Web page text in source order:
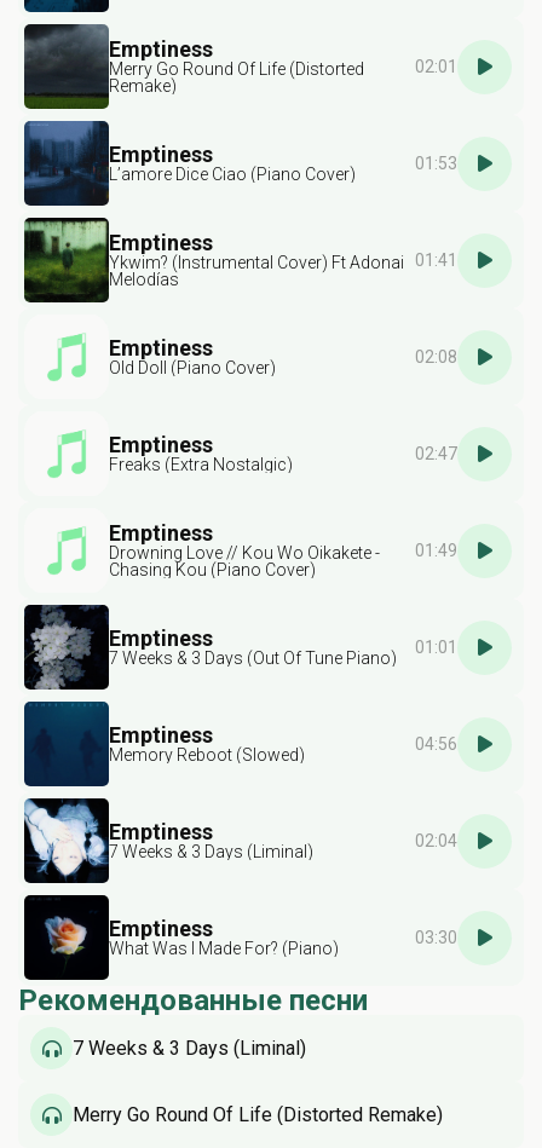
Emptiness
Merry Go Round Of Life (Distorted
Remake)
02:01
Emptiness
L’amore Dice Ciao (Piano Cover)
01:53
Emptiness
Ykwim? (Instrumental Cover) Ft Adonai
Melodías
01:41
Emptiness
Old Doll (Piano Cover)
02:08
Emptiness
Freaks (Extra Nostalgic)
02:47
Emptiness
Drowning Love // Kou Wo Oikakete -
Chasing Kou (Piano Cover)
01:49
Emptiness
7 Weeks & 3 Days (Out Of Tune Piano)
01:01
Emptiness
Memory Reboot (Slowed)
04:56
Emptiness
7 Weeks & 3 Days (Liminal)
02:04
Emptiness
What Was I Made For? (Piano)
03:30
Рекомендованные песни
7 Weeks & 3 Days (Liminal)
Merry Go Round Of Life (Distorted Remake)